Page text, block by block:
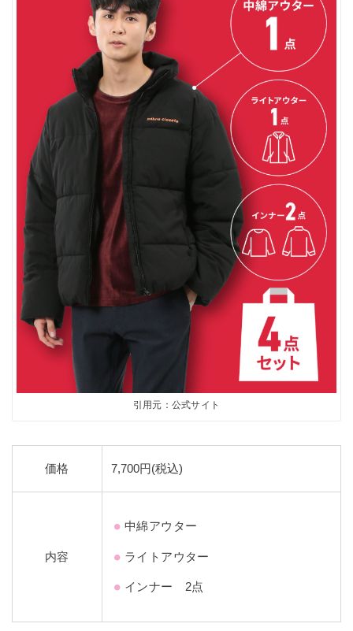
引用元：公式サイト
価格 7,700円(税込)
内容
中綿アウター
ライトアウター
インナー 2点